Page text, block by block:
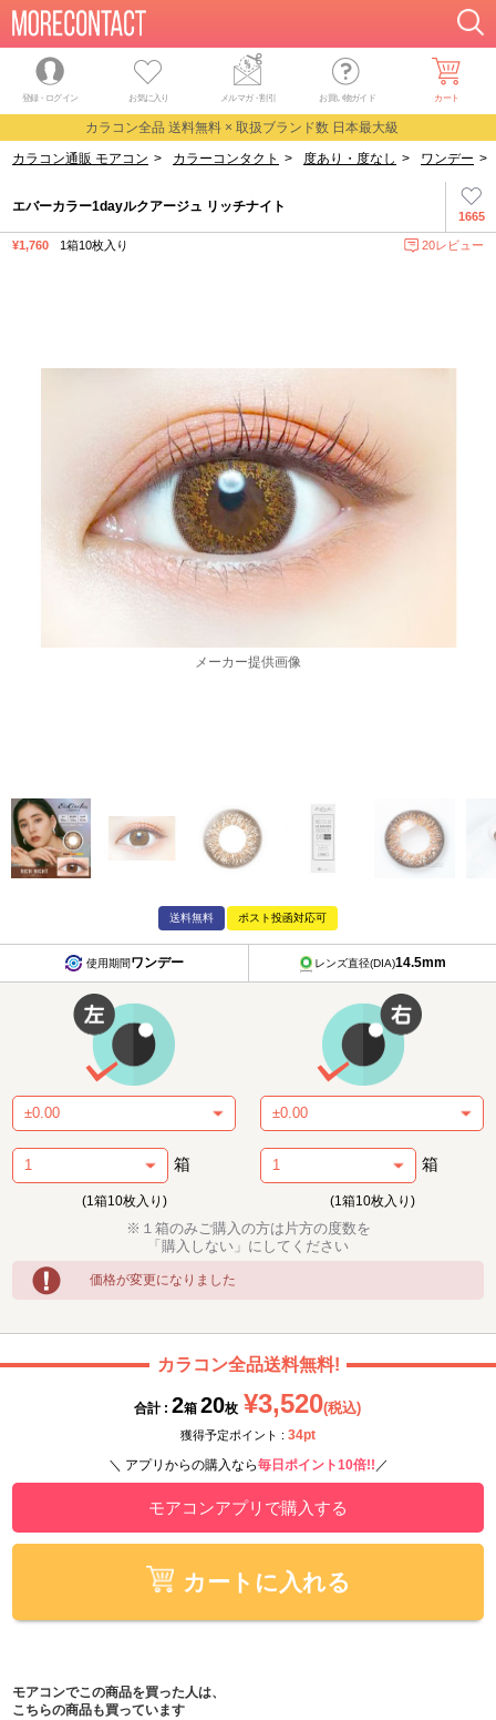
登録・ログイン お気に入り メルマガ・割引 お買い物ガイド カート
カラコン全品 送料無料 × 取扱ブランド数 日本最大級
カラコン通販 モアコン > カラーコンタクト > 度あり・度なし > ワンデー >
1665
エバーカラー1dayルクアージュ リッチナイト
¥1,760 1箱10枚入り 20レビュー
送料無料 ポスト投函対応可
使用期間ワンデー レンズ直径(DIA)14.5mm
箱
(1箱10枚入り)
箱
(1箱10枚入り)
※１箱のみご購入の方は片方の度数を
「購入しない」にしてください
価格が変更になりました
カラコン全品送料無料!
合計 : 2箱 20枚 ¥3,520(税込)
獲得予定ポイント : 34pt
＼ アプリからの購入なら毎日ポイント10倍!! ／
モアコンアプリで購入する
カートに入れる
モアコンでこの商品を買った人は、
こちらの商品も買っています